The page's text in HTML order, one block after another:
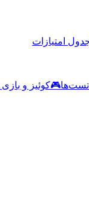
امتیازات
تست‌ها🎮کوئیز و بازی